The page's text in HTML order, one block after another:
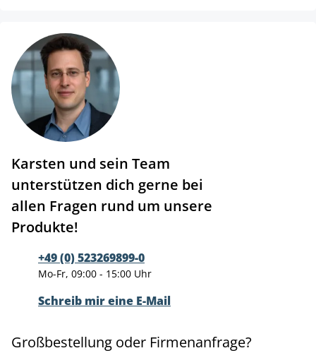
Karsten und sein Team
unterstützen dich gerne bei
allen Fragen rund um unsere
Produkte!
+49 (0) 523269899-0
Mo-Fr, 09:00 - 15:00 Uhr
Schreib mir eine E-Mail
Großbestellung oder Firmenanfrage?